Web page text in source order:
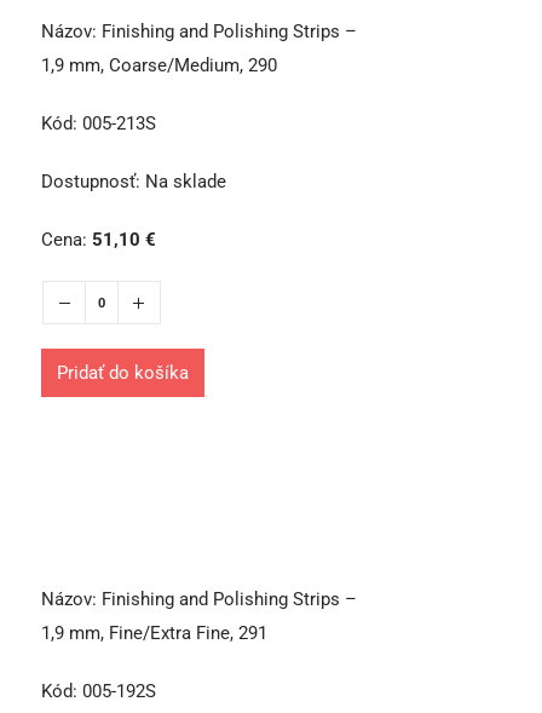
Názov: Finishing and Polishing Strips –
1,9 mm, Coarse/Medium, 290
Kód: 005-213S
Dostupnosť: Na sklade
Cena: 51,10 €
Pridať do košíka
Názov: Finishing and Polishing Strips –
1,9 mm, Fine/Extra Fine, 291
Kód: 005-192S